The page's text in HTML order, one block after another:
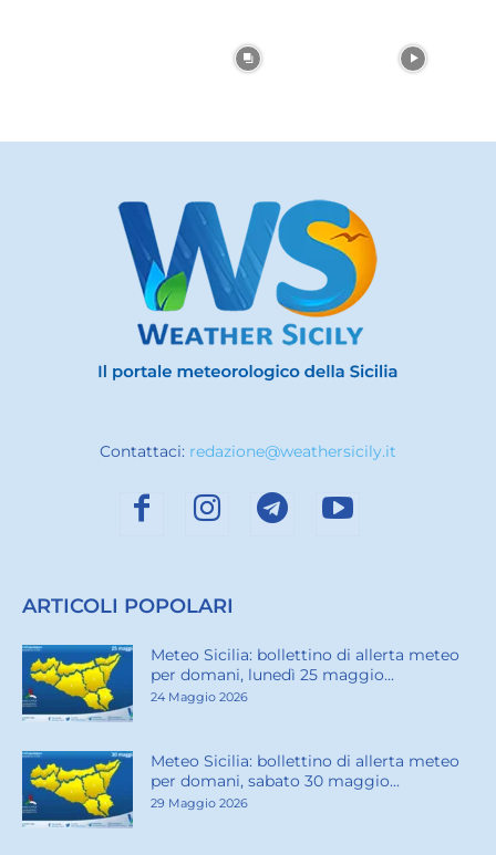
Contattaci: redazione@weathersicily.it
ARTICOLI POPOLARI
Meteo Sicilia: bollettino di allerta meteo
per domani, lunedì 25 maggio...
24 Maggio 2026
Meteo Sicilia: bollettino di allerta meteo
per domani, sabato 30 maggio...
29 Maggio 2026